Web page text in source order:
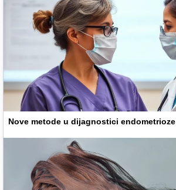
Nove metode u dijagnostici endometrioze